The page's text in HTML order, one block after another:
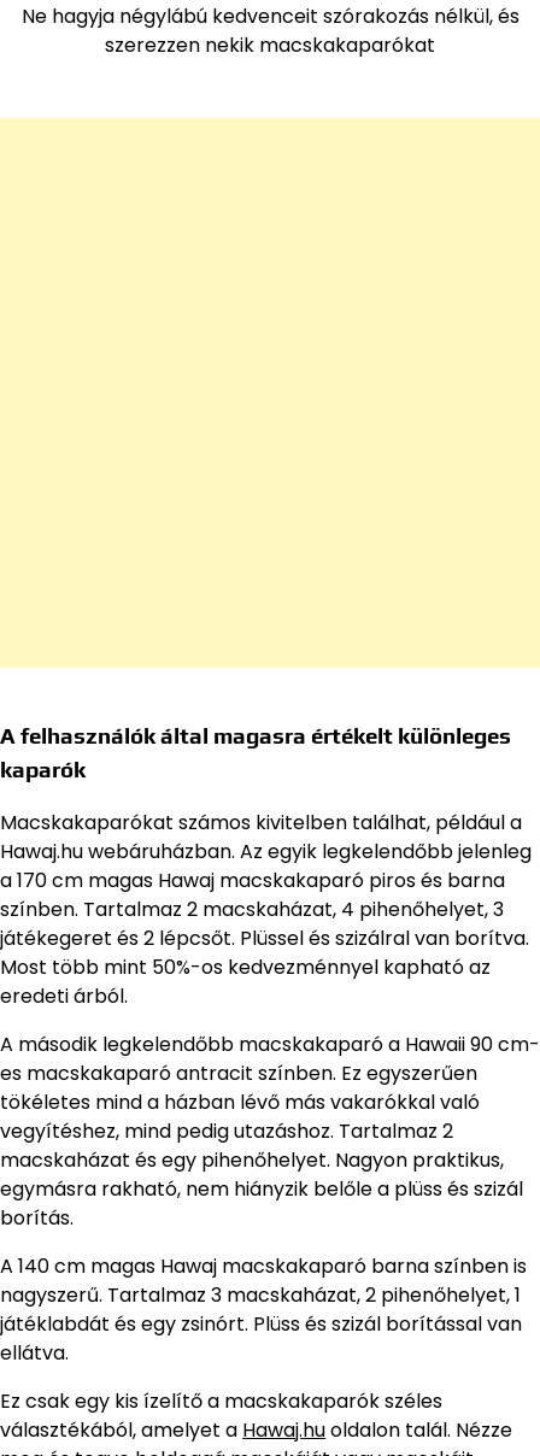
Ne hagyja négylábú kedvenceit szórakozás nélkül, és
szerezzen nekik macskakaparókat
A felhasználók által magasra értékelt különleges
kaparók
Macskakaparókat számos kivitelben találhat, például a
Hawaj.hu webáruházban. Az egyik legkelendőbb jelenleg
a 170 cm magas Hawaj macskakaparó piros és barna
színben. Tartalmaz 2 macskaházat, 4 pihenőhelyet, 3
játékegeret és 2 lépcsőt. Plüssel és szizálral van borítva.
Most több mint 50%-os kedvezménnyel kapható az
eredeti árból.
A második legkelendőbb macskakaparó a Hawaii 90 cm-
es macskakaparó antracit színben. Ez egyszerűen
tökéletes mind a házban lévő más vakarókkal való
vegyítéshez, mind pedig utazáshoz. Tartalmaz 2
macskaházat és egy pihenőhelyet. Nagyon praktikus,
egymásra rakható, nem hiányzik belőle a plüss és szizál
borítás.
A 140 cm magas Hawaj macskakaparó barna színben is
nagyszerű. Tartalmaz 3 macskaházat, 2 pihenőhelyet, 1
játéklabdát és egy zsinórt. Plüss és szizál borítással van
ellátva.
Ez csak egy kis ízelítő a macskakaparók széles
választékából, amelyet a Hawaj.huoldalon talál. Nézze